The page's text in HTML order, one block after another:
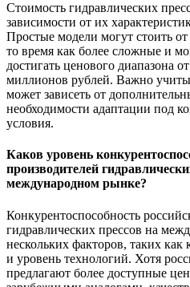
Стоимость гидравлических
зависимости от их
Простые модели могут стоить
то время как более сложные и
достигать ценового диапазона
миллионов рублей. Важно
может зависеть от
необходимости адаптации под
условия.
Каков уровень
производителей
международном рынке?
Конкурентоспособность
гидравлических прессов на
нескольких факторов, таких как
и уровень технологий. Хотя
предлагают более доступные